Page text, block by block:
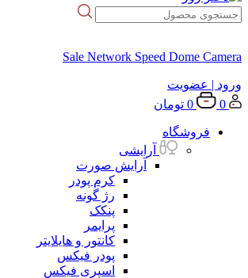
Sale Network Speed Dome Camera
ورود | عضویت
0
0 تومان
فروشگاه
آرایشی
آرایش صورت
کرم پودر
رژ گونه
پنکک
پرایمر
کانتور و هایلایتر
پودر فیکس
اسپری فیکس